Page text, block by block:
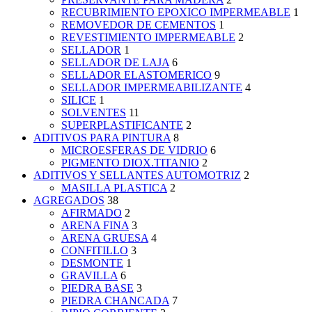
RECUBRIMIENTO EPOXICO IMPERMEABLE 1
REMOVEDOR DE CEMENTOS 1
REVESTIMIENTO IMPERMEABLE 2
SELLADOR 1
SELLADOR DE LAJA 6
SELLADOR ELASTOMERICO 9
SELLADOR IMPERMEABILIZANTE 4
SILICE 1
SOLVENTES 11
SUPERPLASTIFICANTE 2
ADITIVOS PARA PINTURA 8
MICROESFERAS DE VIDRIO 6
PIGMENTO DIOX.TITANIO 2
ADITIVOS Y SELLANTES AUTOMOTRIZ 2
MASILLA PLASTICA 2
AGREGADOS 38
AFIRMADO 2
ARENA FINA 3
ARENA GRUESA 4
CONFITILLO 3
DESMONTE 1
GRAVILLA 6
PIEDRA BASE 3
PIEDRA CHANCADA 7